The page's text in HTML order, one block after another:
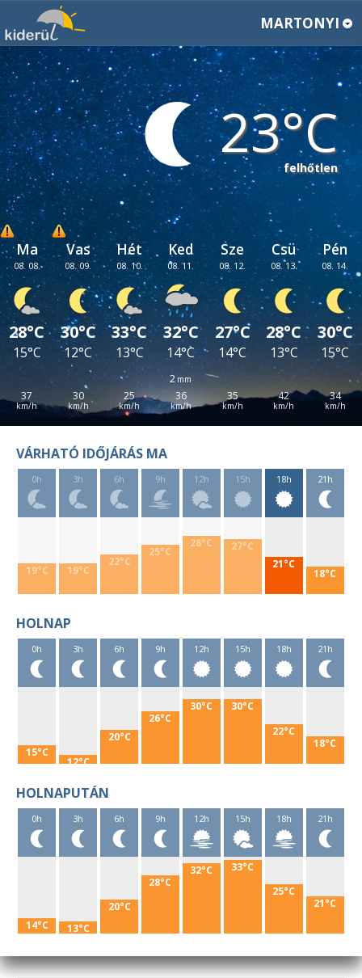
MARTONYI
23
felhőtlen
Ma
08. 08.
28°C
15°C
37
Vas
08. 09.
30°C
12°C
30
Hét
08. 10.
33°C
13°C
25
Ked
08. 11.
32°C
14°C
2
36
Sze
08. 12.
27°C
14°C
35
Csü
08. 13.
28°C
13°C
42
Pén
08. 14.
30°C
15°C
34
VÁRHATÓ IDŐJÁRÁS MA
0h
19°C
3h
19°C
6h
22°C
9h
25°C
12h
28°C
15h
27°C
18h
21°C
21h
18°C
HOLNAP
0h
15°C
3h
12°C
6h
20°C
9h
26°C
12h
30°C
15h
30°C
18h
22°C
21h
18°C
HOLNAPUTÁN
0h
14°C
3h
13°C
6h
20°C
9h
28°C
12h
32°C
15h
33°C
18h
25°C
21h
21°C